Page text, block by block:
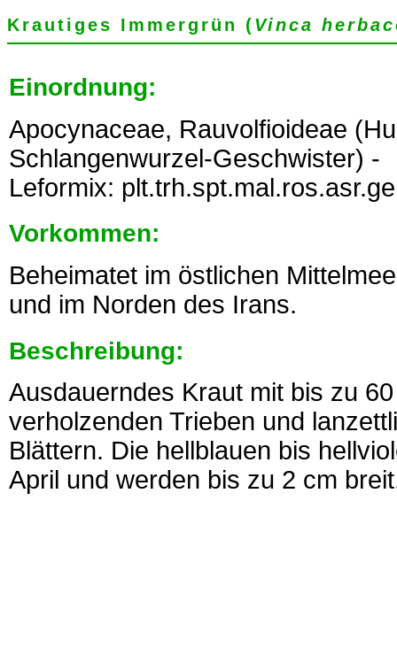
Krautiges Immergrün (Vinca
Einordnung:
Apocynaceae, Rauvolfioideae
Schlangenwurzel-Geschwister) -
Leformix:
Vorkommen:
Beheimatet im östlichen
und im Norden des Irans.
Beschreibung:
Ausdauerndes Kraut mit bis zu
verholzenden Trieben und
Blättern. Die hellblauen bis
April und werden bis zu 2 cm